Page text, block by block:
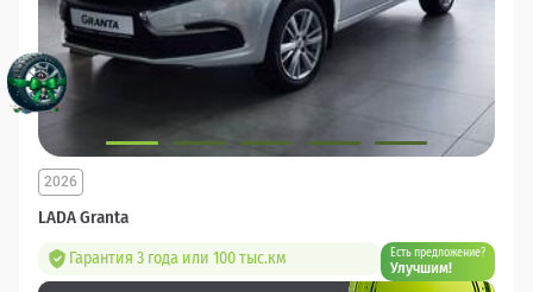
LADA Granta
2026
Гарантия 3 года или 100 тыс.км Есть предложение?
Улучшим!